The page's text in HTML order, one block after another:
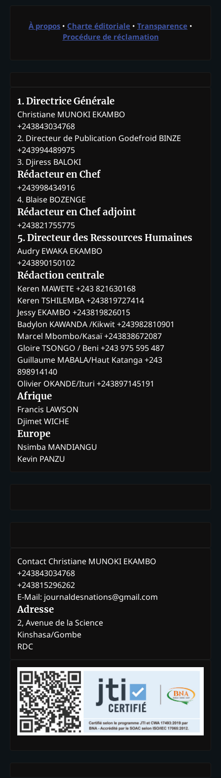
À propos • Charte éditoriale • Transparence •
Procédure de réclamation
1. Directrice Générale
Christiane MUNOKI EKAMBO
+243843034768
2. Directeur de Publication Godefroid BINZE
+243994489975
3. Djiress BALOKI
Rédacteur en Chef
+243998434916
4. Blaise BOZENGE
Rédacteur en Chef adjoint
+243821755775
5. Directeur des Ressources Humaines
Audry EWAKA EKAMBO
+243890150102
Rédaction centrale
Keren MAWETE +243 821630168
Keren TSHILEMBA +243819727414
Jessy EKAMBO +243819826015
Badylon KAWANDA /Kikwit +243982810901
Marcel Mbombo/Kasaï +243838672087
Gloire TSONGO / Beni +243 975 595 487
Guillaume MABALA/Haut Katanga +243
898914140
Olivier OKANDE/Ituri +243897145191
Afrique
Francis LAWSON
Djimet WICHE
Europe
Nsimba MANDIANGU
Kevin PANZU
Contact Christiane MUNOKI EKAMBO
+243843034768
+243815296262
E-Mail: journaldesnations@gmail.com
Adresse
2, Avenue de la Science
Kinshasa/Gombe
RDC